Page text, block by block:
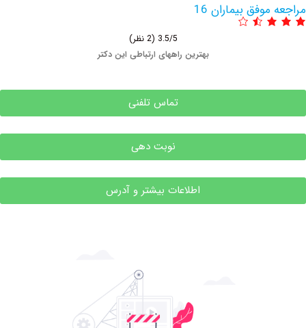
بیماران 16
بهترین راههای ارتباطی این دکتر
تماس تلفنی
نوبت دهی
اطلاعات بیشتر و آدرس